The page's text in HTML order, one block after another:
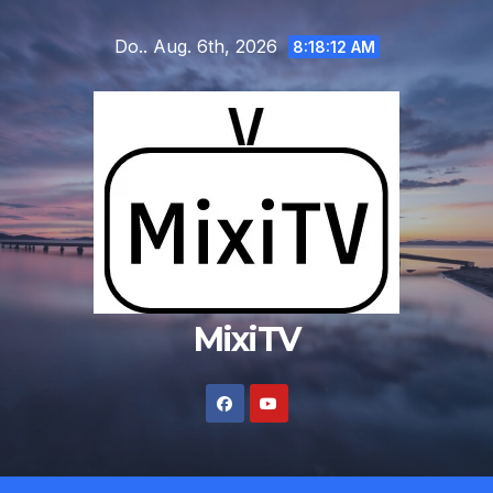
Inhalt
Do.. Aug. 6th, 2026 8:18:13 AM
MixiTV